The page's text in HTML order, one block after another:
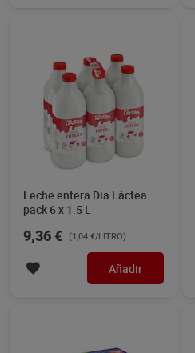
Leche entera Dia Láctea
pack 6 x 1.5 L
9,36 € (1,04 €/LITRO)
Añadir